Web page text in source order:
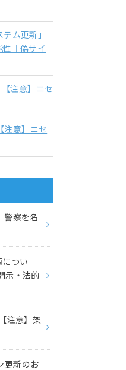
ム更新」
性｜偽サイ
注意】ニセ
意】ニセ
察を名
につい
示・法的
注意】架
更新のお